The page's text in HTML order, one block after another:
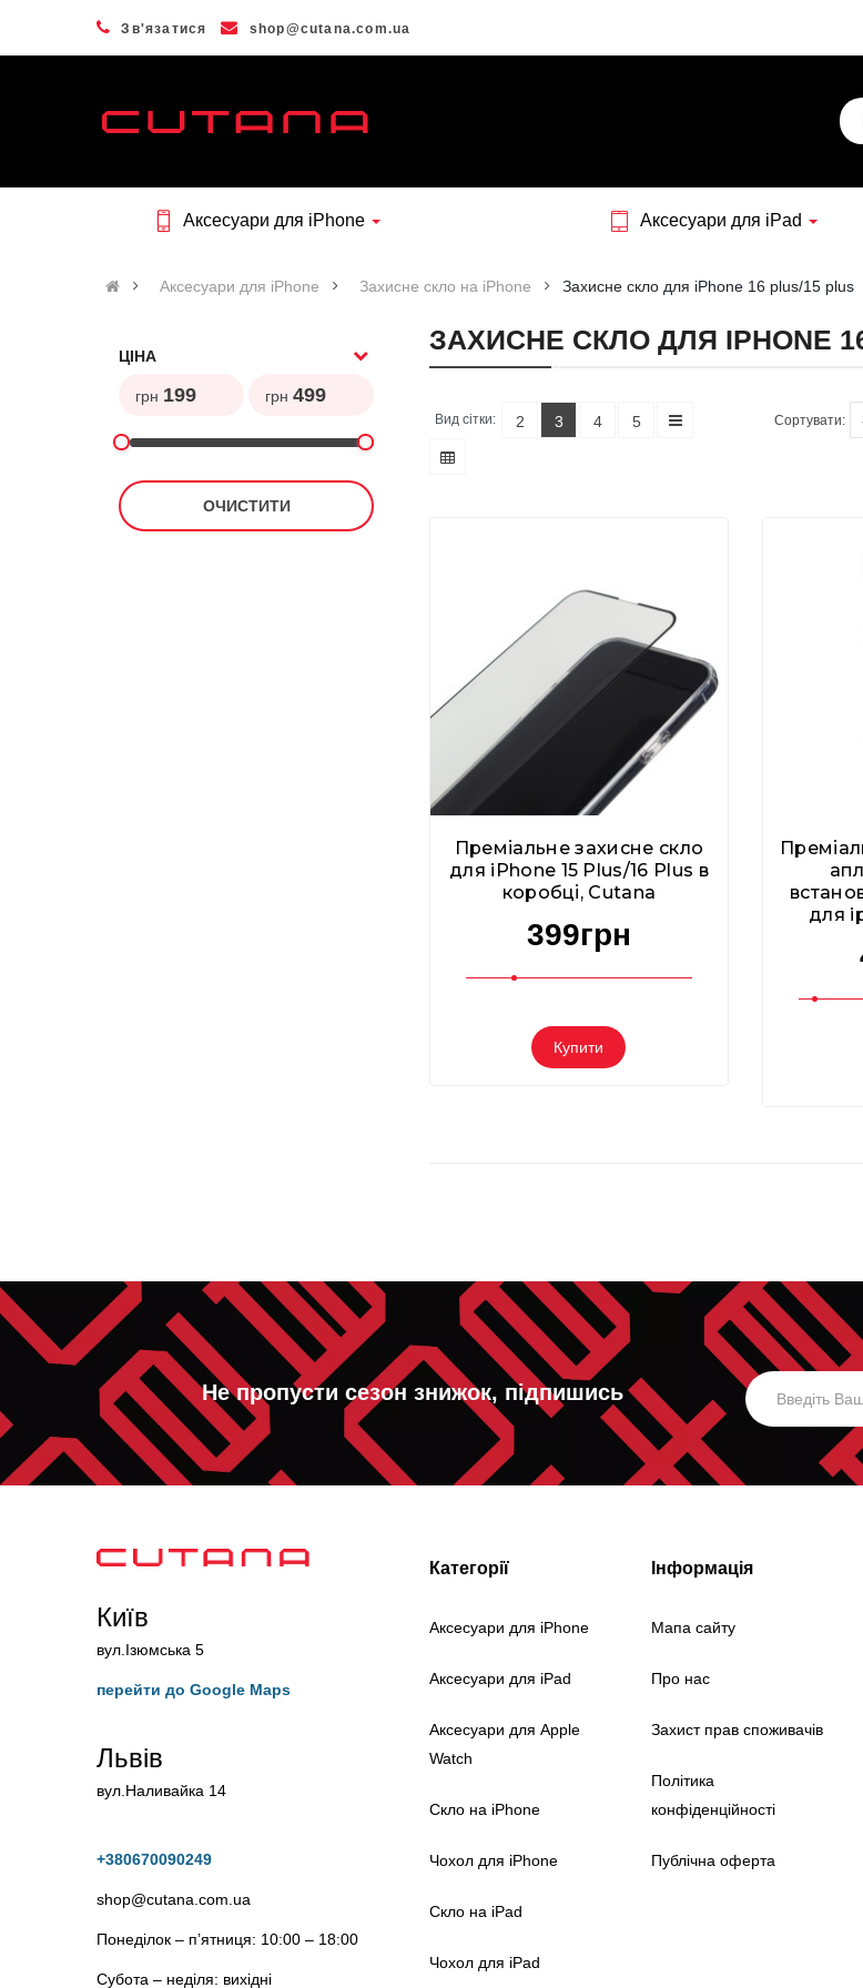
Зв'язатися shop@cutana.com.ua
Аксесуари для iPhone Аксесуари для iPad
Аксесуари для iPhone Захисне скло на iPhone Захисне скло для iPhone 16 plus/15 plus
ЦІНА
грн грн
ВІДЧИСТИТИ
ЗАХИСНЕ СКЛО ДЛЯ IPHONE
Вид сітки: 2 3 4 5 Сортувати:
Преміальне захисне скло
для iPhone 15 Plus/16 Plus в
коробці, Cutana
399грн
Купити
для
Не пропусти сезон знижок, підпишись
Київ
вул.Ізюмська 5
перейти до Google Maps
Львів
вул.Наливайка 14
+380670090249
shop@cutana.com.ua
Понеділок – п’ятниця: 10:00 – 18:00
Субота – неділя: вихідні
Категорії
Аксесуари для iPhone
Аксесуари для iPad
Аксесуари для Apple
Watch
Скло на iPhone
Чохол для iPhone
Скло на iPad
Чохол для iPad
Інформація
Мапа сайту
Про нас
Захист прав споживачів
Політика
конфіденційності
Публічна оферта